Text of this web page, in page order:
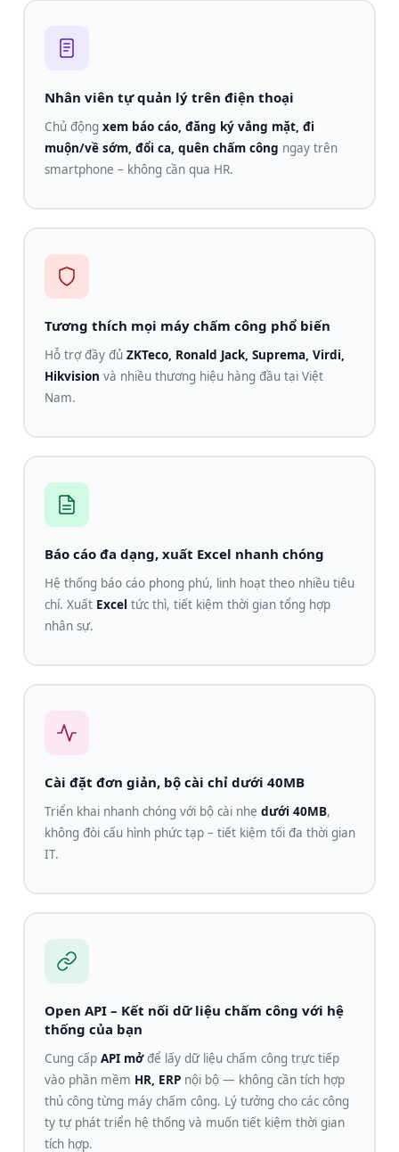
Nhân viên tự quản lý trên điện thoại
Chủ động xem báo cáo, đăng ký vắng mặt, đi
muộn/về sớm, đổi ca, quên chấm công ngay trên
smartphone – không cần qua HR.
Tương thích mọi máy chấm công phổ biến
Hỗ trợ đầy đủ ZKTeco, Ronald Jack, Suprema, Virdi,
Hikvision và nhiều thương hiệu hàng đầu tại Việt
Nam.
Báo cáo đa dạng, xuất Excel nhanh chóng
Hệ thống báo cáo phong phú, linh hoạt theo nhiều tiêu
chí. Xuất Excel tức thì, tiết kiệm thời gian tổng hợp
nhân sự.
Cài đặt đơn giản, bộ cài chỉ dưới 40MB
Triển khai nhanh chóng với bộ cài nhẹ dưới 40MB,
không đòi cấu hình phức tạp – tiết kiệm tối đa thời gian
IT.
Open API – Kết nối dữ liệu chấm công với hệ
thống của bạn
Cung cấp API mởđể lấy dữ liệu chấm công trực tiếp
vào phần mềm HR, ERPnội bộ — không cần tích hợp
thủ công từng máy chấm công. Lý tưởng cho các công
ty tự phát triển hệ thống và muốn tiết kiệm thời gian
tích hợp.